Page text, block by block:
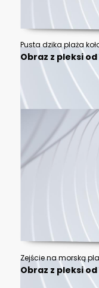
Obraz z pleksi od
Obraz z pleksi od